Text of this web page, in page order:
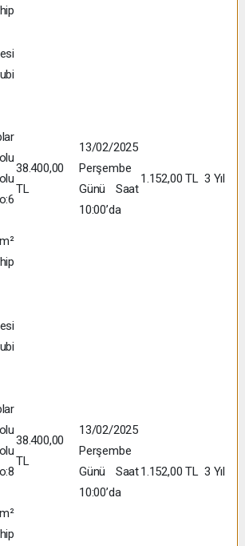
38.400,00
TL
13/02/2025
Perşembe
Günü Saat
10:00’da
1.152,00 TL 3 Yıl
38.400,00
TL
13/02/2025
Perşembe
Günü Saat
10:00’da
1.152,00 TL 3 Yıl